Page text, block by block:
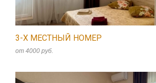
3-Х МЕСТНЫЙ НОМЕР
от 4000 руб.